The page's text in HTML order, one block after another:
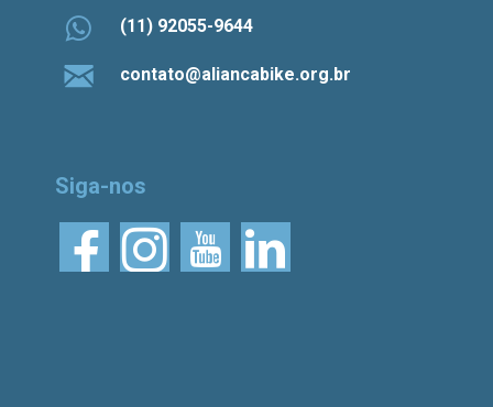
(11) 92055-9644
contato@aliancabike.org.br
Siga-nos